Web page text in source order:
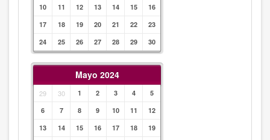
10
11 12 13 14 15
16
17
18 19 20 21 22
23
24
25 26 27 28 29 30
Mayo 2024
29 30 1 2 3 4
5
6
7 8 9 10 11
12
13
14 15 16 17 18
19